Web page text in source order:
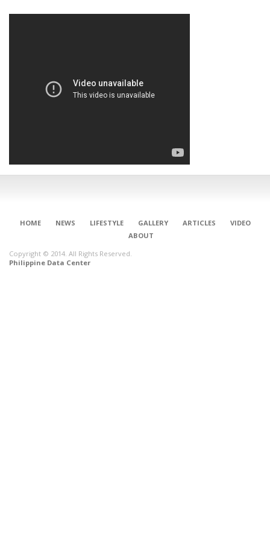
HOME NEWS LIFESTYLE GALLERY ARTICLES
VIDEO
ABOUT
Copyright © 2014. All Rights Reserved.
Philippine Data Center